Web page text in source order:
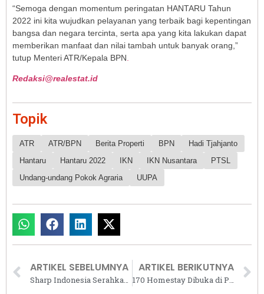
“Semoga dengan momentum peringatan HANTARU Tahun
2022 ini kita wujudkan pelayanan yang terbaik bagi kepentingan
bangsa dan negara tercinta, serta apa yang kita lakukan dapat
memberikan manfaat dan nilai tambah untuk banyak orang,”
tutup Menteri ATR/Kepala BPN
Redaksi@realestat.id
Topik
ATR ATR/BPN Berita Properti BPN
Hadi Tjahjanto
Hantaru
Hantaru 2022 IKN IKN Nusantara
PTSL
Undang-undang Pokok Agraria
UUPA
ARTIKEL SEBELUMNYA
Sharp Indonesia Serahkan Tiga Hadiah Mobil kepada Pemenang Program ‘Sumo Hoki’
ARTIKEL BERIKUTNYA
170 Homestay Dibuka di Pulau Morotai, Wisatawan Cukup Bayar Rp150 Ribu